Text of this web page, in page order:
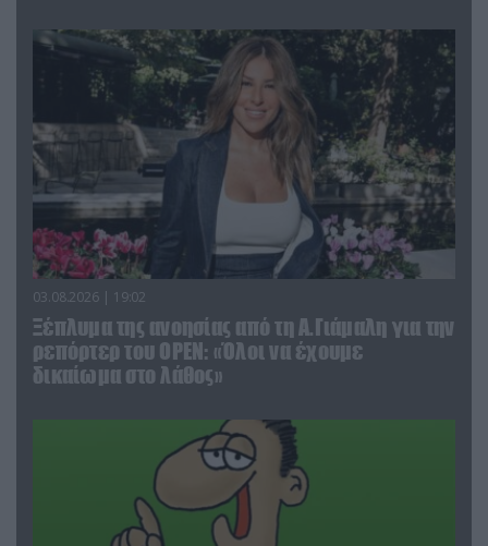
03.08.2026 | 19:02
Ξέπλυμα της ανοησίας από τη Α.Γιάμαλη για την
ρεπόρτερ του ΟΡΕΝ: «Όλοι να έχουμε
δικαίωμα στο λάθος»